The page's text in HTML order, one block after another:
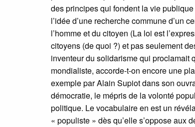
des principes qui fondent la vie
l’idée d’une recherche commune d’un
l’homme et du citoyen (La loi est
citoyens (de quoi ?) et pas seulement
inventeur du solidarisme qui proclamait
mondialiste, accorde-t-on encore une
exemple par Alain Supiot dans son
démocratie, le mépris de la volonté
politique. Le vocabulaire en est un
« populiste » dès qu’elle s’oppose